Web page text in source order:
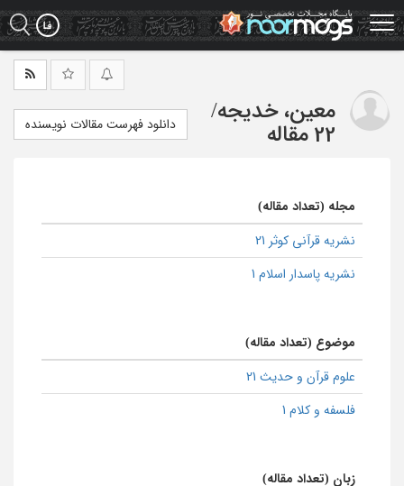
Skip
to
main
معین، خدیجه/
22 مقاله
دانلود فهرست مقالات نویسنده
مجله (تعداد مقاله)
نشریه قرآنی کوثر 21
نشریه پاسدار اسلام 1
موضوع (تعداد مقاله)
علوم قرآن و حدیث 21
فلسفه و کلام 1
زبان (تعداد مقاله)